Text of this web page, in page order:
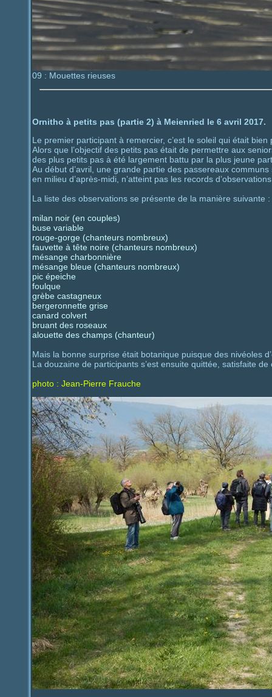
09 : Mouettes rieuses
Ornitho à petits pas (partie 2) à Meienried le 6 avril 2017.
Le premier participant à remercier, c’est le soleil qui était
Alors que l’objectif des petits pas était de permettre aux
des plus petits pas à été largement battu par la plus jeune
Au début d’avril, une grande partie des passereaux
en milieu d’après-midi, n’atteint pas les records
La liste des observations se présente de la manière suivante :
milan noir (en couples)
buse variable
rouge-gorge (chanteurs nombreux)
fauvette à tête noire (chanteurs nombreux)
mésange charbonnière
mésange bleue (chanteurs nombreux)
pic épeiche
foulque
grèbe castagneux
bergeronnette grise
canard colvert
bruant des roseaux
alouette des champs (chanteur)
Mais la bonne surprise était botanique puisque des nivéoles
La douzaine de participants s’est ensuite quittée, satisfaite
photo : Jean-Pierre Frauche